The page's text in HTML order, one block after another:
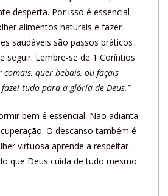
desperta. Por isso é essencial
alimentos naturais e fazer
saudáveis são passos práticos
seguir. Lembre-se de 1 Coríntios
comais, quer bebais, ou façais
tudo para a glória de Deus.”
bem é essencial. Não adianta
O descanso também é
virtuosa aprende a respeitar
que Deus cuida de tudo mesmo